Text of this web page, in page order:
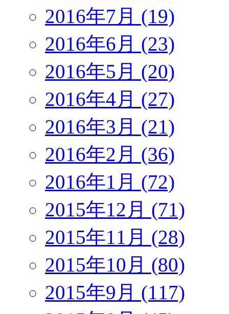
2016年7月 (19)
2016年6月 (23)
2016年5月 (20)
2016年4月 (27)
2016年3月 (21)
2016年2月 (36)
2016年1月 (72)
2015年12月 (71)
2015年11月 (28)
2015年10月 (80)
2015年9月 (117)